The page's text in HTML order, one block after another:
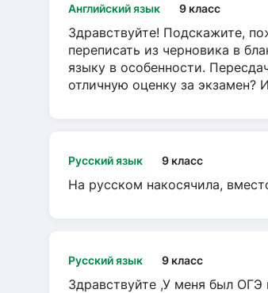
Английский язык 9 класс
Здравствуйте! Подскажите,
переписать из черновика в
языку в особенности.
отличную оценку за экзамен?
Русский язык 9 класс
На русском накосячила,
Русский язык 9 класс
Здравствуйте ,У меня был ОГЭ